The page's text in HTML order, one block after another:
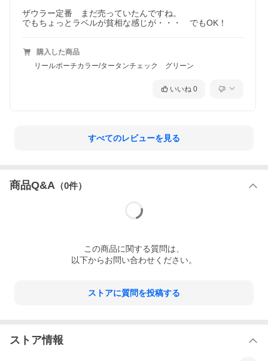
ザウラー定番　まだ売っていたんですね。
でもちょっとラベルが貧相な感じが・・・　でもOK！
購入した商品
リールポーチカラー/タータンチェック グリーン
いいね 0
すべてのレビューを見る
商品Q&A （0件）
この商品に関する質問は、
以下からお問い合わせください。
ストアに質問を投稿する
ストア情報